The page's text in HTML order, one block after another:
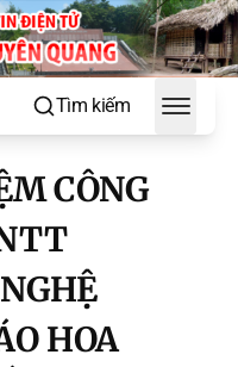
Tìm kiếm
Toggle
CÔNG
HOA